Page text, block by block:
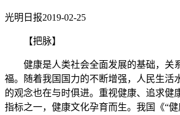
光明日报2019-02-25
【把脉】
健康是人类社会全面发展的基础，关
福。随着我国国力的不断增强，人民生活
的观念也在与时俱进。重视健康、追求健
指标之一，健康文化孕育而生。我国《“健